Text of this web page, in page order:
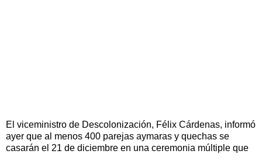
El viceministro de Descolonización, Félix Cárdenas, informó
ayer que al menos 400 parejas aymaras y quechas se
casarán el 21 de diciembre en una ceremonia múltiple que